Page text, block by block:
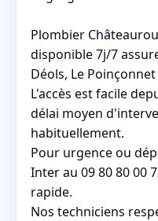
Plombier
disponible 7j/7
Déols, Le
L'accès est facile
délai moyen
habituellement.
Pour urgence ou
Inter au 09 80 80 00
rapide.
Nos techniciens